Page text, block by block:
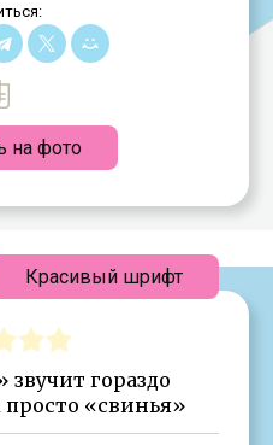
на фото
гораздо
просто «свинья»
Красивый шрифт